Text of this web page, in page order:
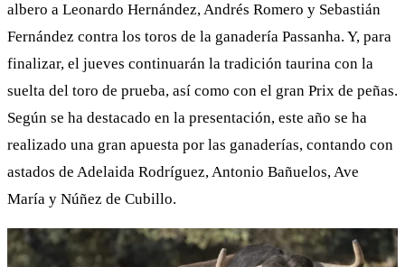
albero a Leonardo Hernández, Andrés Romero y Sebastián
Fernández contra los toros de la ganadería Passanha. Y, para
finalizar, el jueves continuarán la tradición taurina con la
suelta del toro de prueba, así como con el gran Prix de peñas.
Según se ha destacado en la presentación, este año se ha
realizado una gran apuesta por las ganaderías, contando con
astados de Adelaida Rodríguez, Antonio Bañuelos, Ave
María y Núñez de Cubillo.